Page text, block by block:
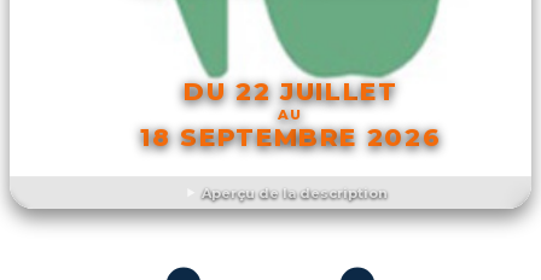
Aperçu de la description
DU 22 JUILLET
AU
18 SEPTEMBRE 2026
DÉCOUVRIR L'ÉVÉNEMENT